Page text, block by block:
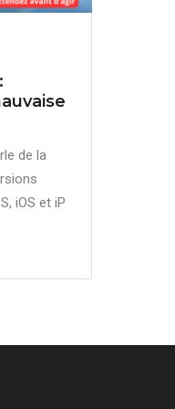
de la
iOS et iP